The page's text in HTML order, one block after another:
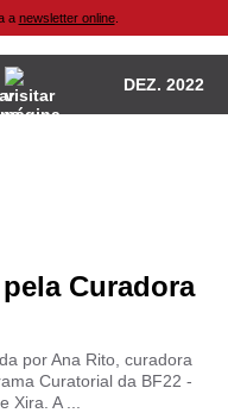
a newsletter online.
DEZ. 2022
Curadora
por Ana Rito, curadora
Curatorial da BF22 -
A ...